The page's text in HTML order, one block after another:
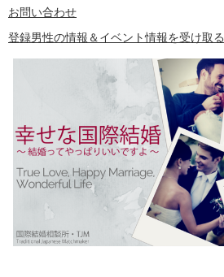
お問い合わせ
登録男性の情報＆イベント情報を受け取る